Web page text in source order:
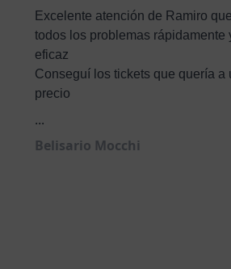
Excelente atención de Ramiro
todos los problemas rápidamente
eficaz
Conseguí los tickets que quería a
precio
...
Belisario Mocchi